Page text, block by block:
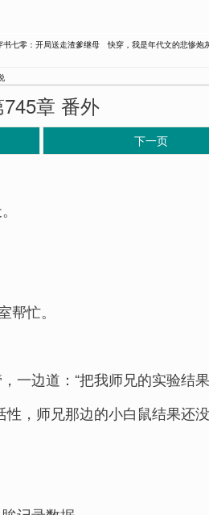
书七零：开局送走渣爹继母 快穿，我是年代文的悲惨炮
745章 番外
下一页
忙。
一边道：“把我师兄的实验结
性，师兄那边的小白鼠结果